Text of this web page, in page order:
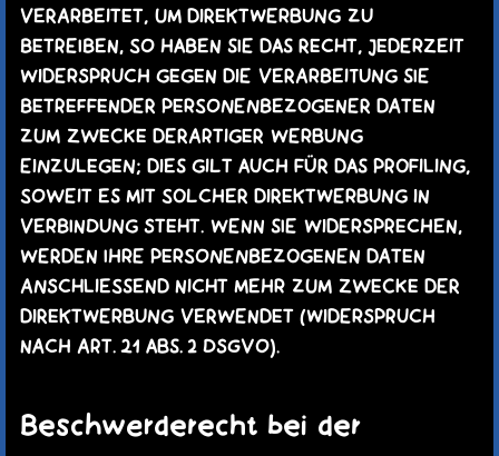
VERARBEITET, UM DIREKTWERBUNG ZU
BETREIBEN, SO HABEN SIE DAS RECHT, JEDERZEIT
WIDERSPRUCH GEGEN DIE VERARBEITUNG SIE
BETREFFENDER PERSONENBEZOGENER DATEN
ZUM ZWECKE DERARTIGER WERBUNG
EINZULEGEN; DIES GILT AUCH FÜR DAS PROFILING,
SOWEIT ES MIT SOLCHER DIREKTWERBUNG IN
VERBINDUNG STEHT. WENN SIE WIDERSPRECHEN,
WERDEN IHRE PERSONENBEZOGENEN DATEN
ANSCHLIESSEND NICHT MEHR ZUM ZWECKE DER
DIREKTWERBUNG VERWENDET (WIDERSPRUCH
NACH ART. 21 ABS. 2 DSGVO).
Beschwerderecht bei der